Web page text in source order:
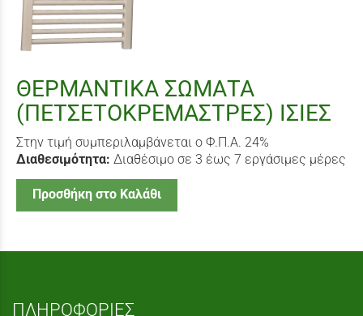
ΘΕΡΜΑΝΤΙΚΑ ΣΩΜΑΤΑ
(ΠΕΤΣΕΤΟΚΡΕΜΑΣΤΡΕΣ) ΙΣΙΕΣ
Στην τιμή συμπεριλαμβάνεται ο Φ.Π.Α. 24%
Διαθεσιμότητα: Διαθέσιμο σε 3 έως 7 εργάσιμες μέρες
Προσθήκη στο Καλάθι
ΠΛΗΡΟΦΟΡΙΕΣ